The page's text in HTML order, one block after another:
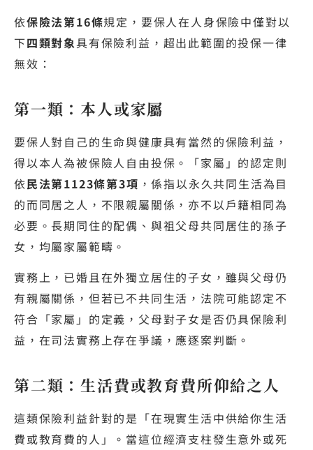
依保險法第16條規定，要保人在人身保險中僅對以
下四類對象具有保險利益，超出此範圍的投保一律
無效：
第一類：本人或家屬
要保人對自己的生命與健康具有當然的保險利益，
得以本人為被保險人自由投保。「家屬」的認定則
依民法第1123條第3項 ，係指以永久共同生活為目
的而同居之人，不限親屬關係，亦不以戶籍相同為
必要。長期同住的配偶、與祖父母共同居住的孫子
女，均屬家屬範疇。
實務上，已婚且在外獨立居住的子女，雖與父母仍
有親屬關係，但若已不共同生活，法院可能認定不
符合「家屬」的定義，父母對子女是否仍具保險利
益，在司法實務上存在爭議，應逐案判斷。
第二類：生活費或教育費所仰給之人
這類保險利益針對的是「在現實生活中供給你生活
費或教育費的人」。當這位經濟支柱發生意外或死